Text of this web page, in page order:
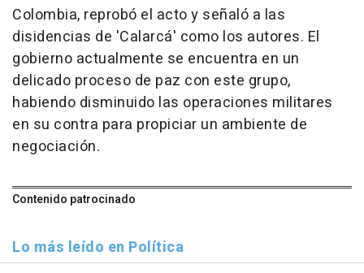
Colombia, reprobó el acto y señaló a las
disidencias de 'Calarcá' como los autores. El
gobierno actualmente se encuentra en un
delicado proceso de paz con este grupo,
habiendo disminuido las operaciones militares
en su contra para propiciar un ambiente de
negociación.
Contenido patrocinado
Lo más leído en Política